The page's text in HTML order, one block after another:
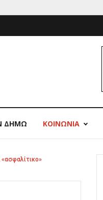
ΔΗΜΩ ΚΟΙΝΩΝΙΑ